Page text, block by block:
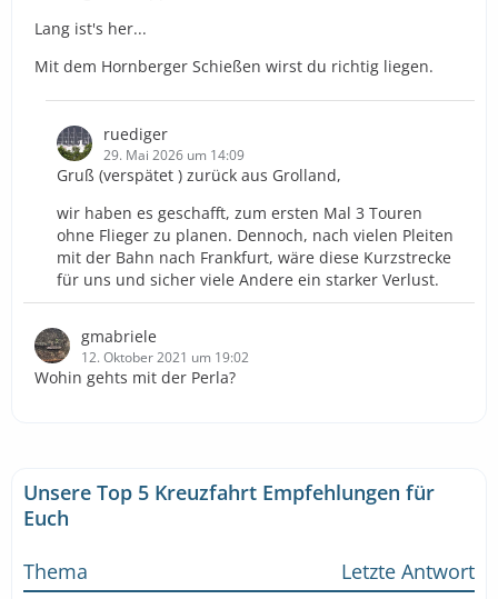
Lang ist's her...
Mit dem Hornberger Schießen wirst du richtig liegen.
ruediger
29. Mai 2026 um 14:09
Gruß (verspätet ) zurück aus Grolland,
wir haben es geschafft, zum ersten Mal 3 Touren
ohne Flieger zu planen. Dennoch, nach vielen Pleiten
mit der Bahn nach Frankfurt, wäre diese Kurzstrecke
für uns und sicher viele Andere ein starker Verlust.
gmabriele
12. Oktober 2021 um 19:02
Wohin gehts mit der Perla?
Unsere Top 5 Kreuzfahrt Empfehlungen für
Euch
Thema
Letzte Antwort